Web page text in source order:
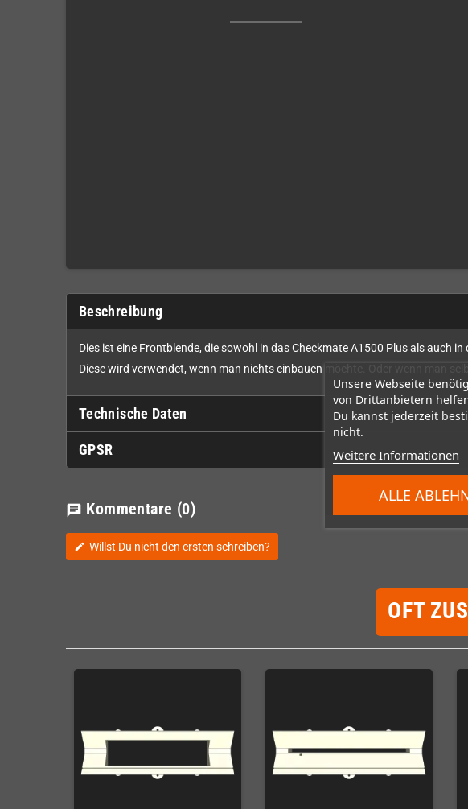
Unsere Webseite
von Drittanbietern
Du kannst jederzeit
nicht.
Weitere Informationen
ALLE
Beschreibung
Dies ist eine Frontblende, die sowohl in das Checkmate A1500 Plus als auch
Diese wird verwendet, wenn man nichts einbauen möchte. Oder wenn man
Technische Daten
GPSR
chat Kommentare (0)
edit Willst Du nicht den ersten schreiben?
OFT